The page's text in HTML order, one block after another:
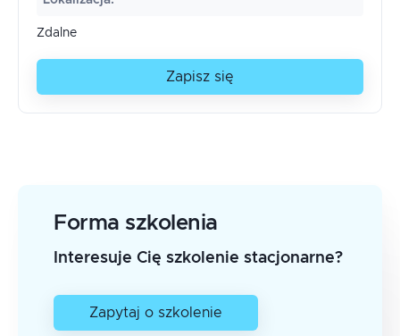
Zdalne
Zapisz się
Forma szkolenia
Interesuje Cię szkolenie stacjonarne?
Zapytaj o szkolenie